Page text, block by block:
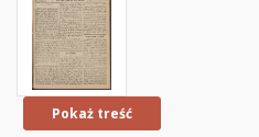
Pokaż treść